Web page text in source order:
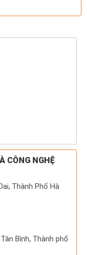
CÔNG NGHỆ
Thành Phố Hà
Bình, Thành phố